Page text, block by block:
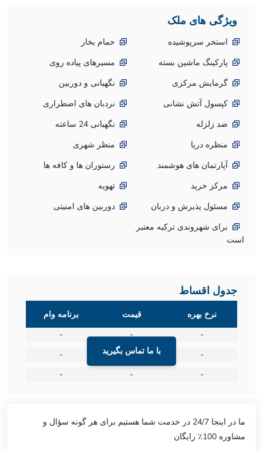
ویژگی های ملک
استخر سرپوشیده
حمام بخار
پارکینگ ماشین بسته
مسیرهای پیاده روی
گرمایش مرکزی
نگهبانی و دوربین
کپسول آتش نشانی
نردبان های اضطراری
ضد زلزله
نگهبانی 24 ساعته
منظره دریا
منظر شهری
آپارتمان های هوشمند
رستوران ها و کافه ها
مرکز خرید
تهویه
مسئول پذیرش و دربان
دوربین های امنیتی
برای شهروندی ترکیه معتبر
است
جدول اقساط
با ما تماس بگیرید
نرخ بهره قیمت
برنامه وام
-
-
-
-
-
-
-
-
-
ما در اینجا 24/7 در خدمت شما هستیم برای هر گونه سؤال و
مشاوره 100٪ رایگان